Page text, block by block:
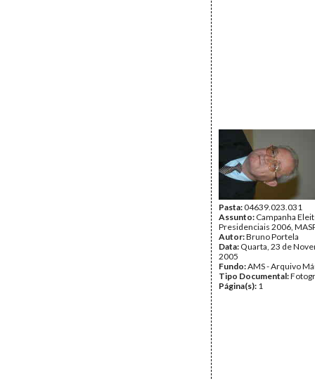
Pasta:04639.023.031
Assunto: Campanha
Presidenciais 2006,
Autor:Bruno Portela
Data: Quarta, 23 de
2005
Fundo:AMS - Arquivo
Tipo Documental:
Página(s): 1